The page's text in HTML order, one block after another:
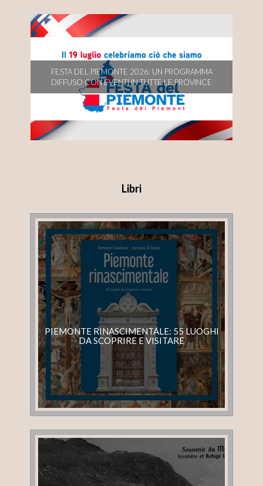
FESTA DEL PIEMONTE 2026: UN PROGRAMMA
DIFFUSO CON EVENTI IN TUTTE LE PROVINCE
FESTA DEL PIEMONTE 2026: UN PROGRAMMA
DIFFUSO CON EVENTI IN TUTTE LE PROVINCE
Libri
PIEMONTE RINASCIMENTALE: 55 LUOGHI
DA SCOPRIRE E VISITARE